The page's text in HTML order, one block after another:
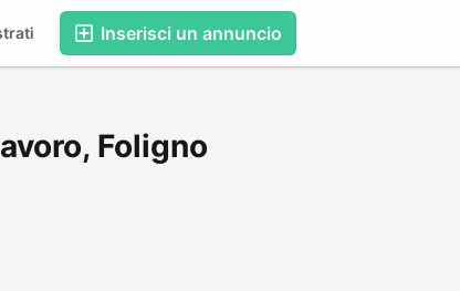
Inserisci un annuncio
Foligno